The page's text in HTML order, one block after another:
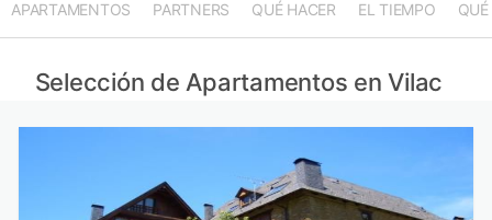
APARTAMENTOS PARTNERS QUÉ HACER EL TIEMPO QUÉ
Selección de Apartamentos en Vilac